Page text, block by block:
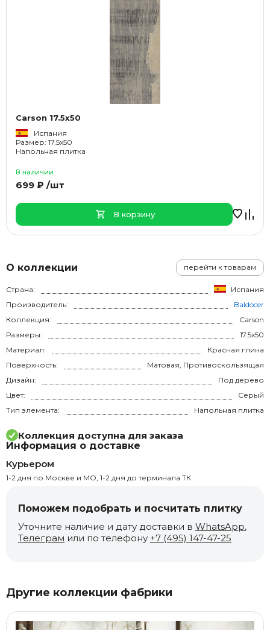
О коллекции перейти к товарам
Страна:
Испания
Производитель:
Baldocer
Коллекция:
Carson
Размеры:
17.5x50
Материал:
Красная глина
Поверхность:
Матовая, Противоскользящая
Дизайн:
Под дерево
Цвет:
Серый
Тип элемента:
Напольная плитка
Коллекция доступна для заказа
Информация о доставке
Курьером
1-2 дня по Москве и МО, 1-2 дня до терминала ТК
Поможем подобрать и посчитать плитку
Уточните наличие и дату доставки в WhatsApp,
Телеграм или по телефону +7 (495) 147-47-25
Carson 17.5x50
Испания
Размер: 17.5x50
Напольная плитка
В наличии
699 ₽ /шт
В корзину
Другие коллекции фабрики